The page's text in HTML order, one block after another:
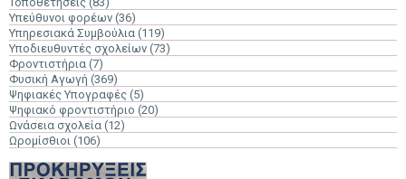
Υπεύθυνοι φορέων (36)
Υπηρεσιακά Συμβούλια (119)
Υποδιευθυντές σχολείων (73)
Φροντιστήρια (7)
Φυσική Αγωγή (369)
Ψηφιακές Υπογραφές (5)
Ψηφιακό φροντιστήριο (20)
Ωνάσεια σχολεία (12)
Ωρομίσθιοι (106)